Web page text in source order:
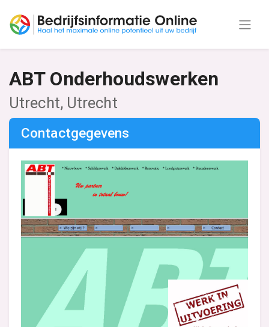
ABT Onderhoudswerken
Utrecht, Utrecht
Contactgegevens